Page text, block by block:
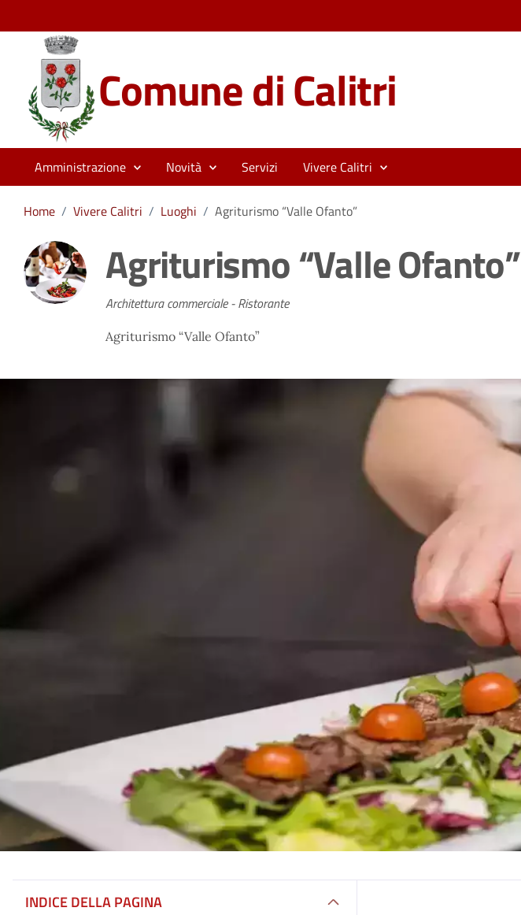
Comune di Calitri
Amministrazione Novità Servizi Vivere Calitri
Home / Vivere Calitri / Luoghi / Agriturismo “Valle Ofanto”
Agriturismo “Valle Ofanto”
Architettura commerciale - Ristorante
Agriturismo “Valle Ofanto”
INDICE DELLA PAGINA